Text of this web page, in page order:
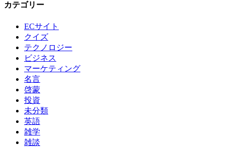
カテゴリー
ECサイト
クイズ
テクノロジー
ビジネス
マーケティング
名言
啓蒙
投資
未分類
英語
雑学
雑談